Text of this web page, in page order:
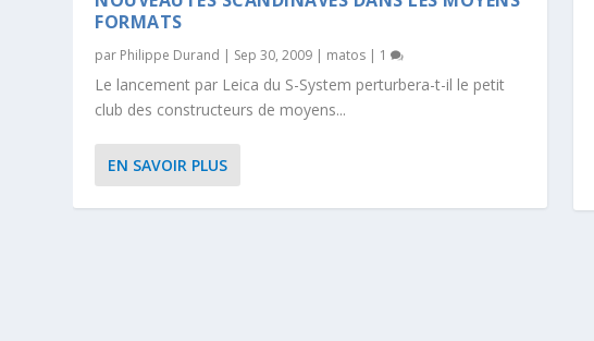
FORMATS
par Philippe Durand | Sep 30, 2009 | matos | 1
Le lancement par Leica du S-System perturbera-t-il le petit
club des constructeurs de moyens...
EN SAVOIR PLUS